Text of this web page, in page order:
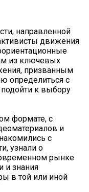
направленной
движения
из ключевых
призванным
определиться с
к выбору
формате, с
и
с
узнали о
рынке
и знания
в той или иной